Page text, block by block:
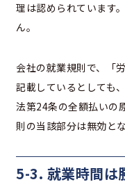
理は認められています
ん。
会社の就業規則で、「
記載しているとしても
法第24条の全額払いの
則の当該部分は無効とな
5-3. 就業時間は